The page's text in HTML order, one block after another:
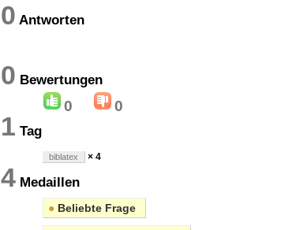
0 Antworten
0 Bewertungen
0 0
1 Tag
biblatex × 4
4 Medaillen
● Beliebte Frage